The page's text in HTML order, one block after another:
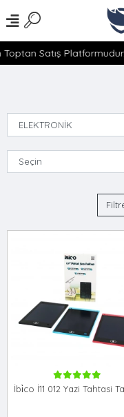
Satış
İbi̇co İ11 012 Yazi Tahtasi